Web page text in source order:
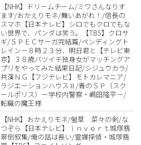
【NHK】ドリームチーム/ミワさんなりす
ます/おかえりモネ/舞いあがれ！/信長の
スマホ【日本テレビ】シロでもクロでもな
い世界で、パンダは笑う。【TBS】クロサ
ギ/ＳＰＥＣサーガ完結篇/ペンディングト
レイン－８時２３分、明日君と【テレビ東
京】３８歳バツイチ独身女がマッチングア
プリをやってみた結果日記/シジュウカラ/
共演ＮＧ【フジテレビ】モトカレマニア/
ラジエーションハウスⅡ/青のＳＰ（スク
ールポリス）－学校内警察・嶋田隆平－/
転職の魔王様
【NHK】おかえりモネ/螢草 菜々の剣/な
つぞら【日本テレビ】ｉｎｖｅｒｔ城塚翡
翠倒叙集/俺の話は長い/霊媒探偵・城塚翡